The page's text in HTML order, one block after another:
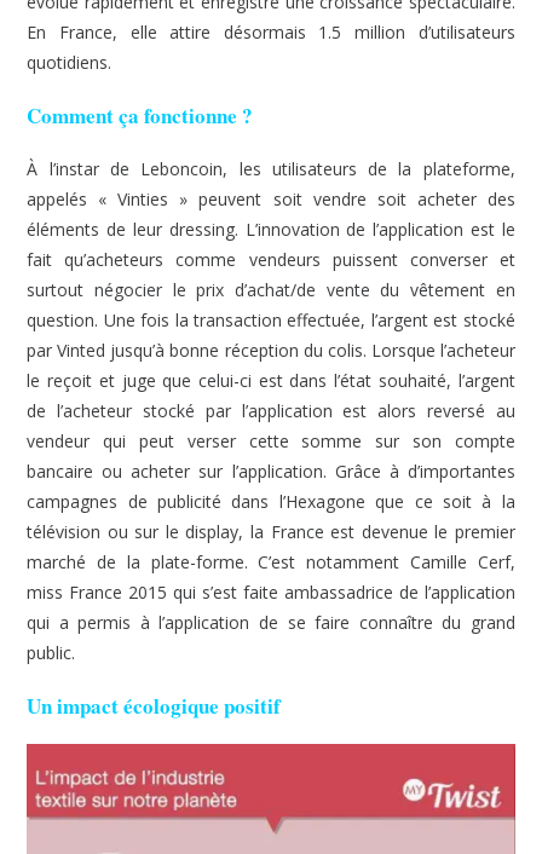
En France, elle attire désormais 1.5 million d’utilisateurs
quotidiens.
Comment ça fonctionne ?
À l’instar de Leboncoin, les utilisateurs de la plateforme,
appelés « Vinties » peuvent soit vendre soit acheter des
éléments de leur dressing. L’innovation de l’application est le
fait qu’acheteurs comme vendeurs puissent converser et
surtout négocier le prix d’achat/de vente du vêtement en
question. Une fois la transaction effectuée, l’argent est stocké
par Vinted jusqu’à bonne réception du colis. Lorsque l’acheteur
le reçoit et juge que celui-ci est dans l’état souhaité, l’argent
de l’acheteur stocké par l’application est alors reversé au
vendeur qui peut verser cette somme sur son compte
bancaire ou acheter sur l’application. Grâce à d’importantes
campagnes de publicité dans l’Hexagone que ce soit à la
télévision ou sur le display, la France est devenue le premier
marché de la plate-forme. C’est notamment Camille Cerf,
miss France 2015 qui s’est faite ambassadrice de l’application
qui a permis à l’application de se faire connaître du grand
public.
Un impact écologique positif